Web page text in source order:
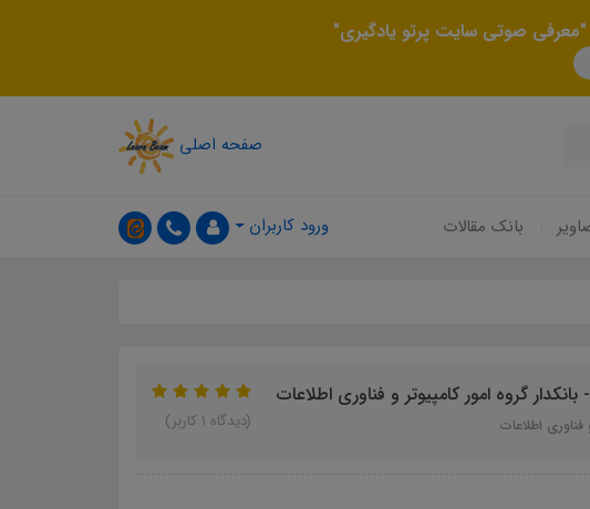
صوتی سایت پرتو یادگیری"
صفحه اصلی
بانک مقالات ورود کاربران
گروه امور کامپیوتر و فناوری اطلاعات
اطلاعات (دیدگاه 1 کاربر)